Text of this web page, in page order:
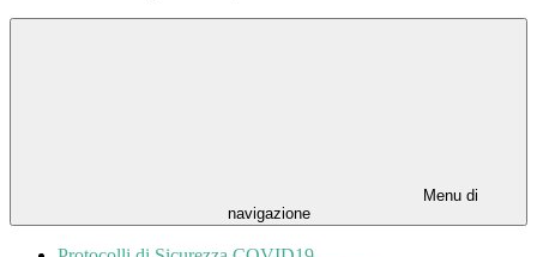
Menu di
navigazione